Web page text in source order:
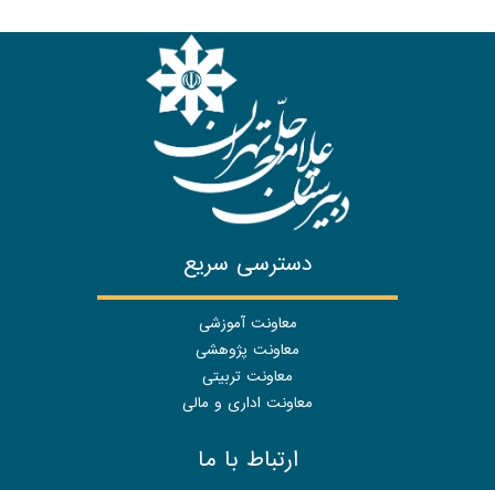
دسترسی سریع
معاونت آموزشی
معاونت پژوهشی
معاونت تربیتی
معاونت اداری و مالی
ارتباط با ما